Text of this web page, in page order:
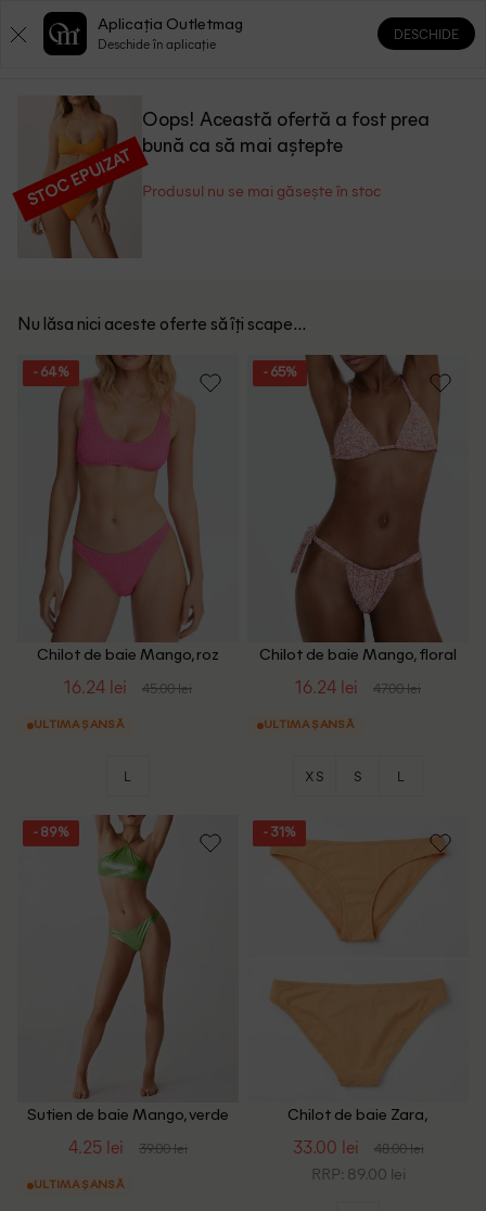
0 0
STOC EPUIZAT
Oops! Această ofertă a fost prea
bună ca să mai aștepte
Produsul nu se mai găsește în stoc
Nu lăsa nici aceste oferte să îți scape...
- 64%
Chilot de baie Mango, roz
16.24 lei 45.00 lei
ULTIMA ȘANSĂ
L
- 65%
Chilot de baie Mango, floral
16.24 lei 47.00 lei
ULTIMA ȘANSĂ
XS S L
- 89%
Sutien de baie Mango, verde
4.25 lei 39.00 lei
ULTIMA ȘANSĂ
- 31%
Chilot de baie Zara,
33.00 lei 48.00 lei
RRP: 89.00 lei
Aplicația Outletmag
Deschide în aplicație
DESCHIDE